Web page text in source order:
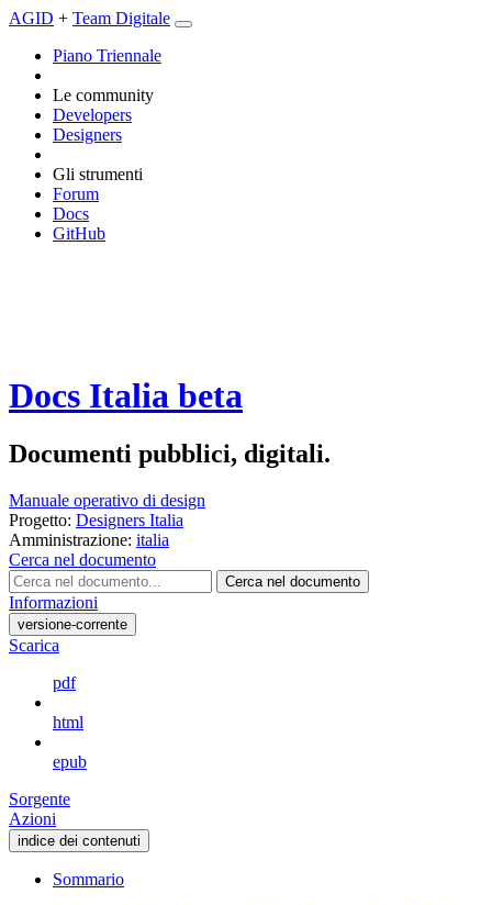
AGID + Team Digitale
Piano Triennale
Le community
Developers
Designers
Gli strumenti
Forum
Docs
GitHub
Docs Italia beta
Documenti pubblici, digitali.
Manuale operativo di design
Progetto: Designers Italia
Amministrazione: italia
Cerca nel documento
Cerca nel documento
Informazioni
versione-corrente
Scarica
pdf
html
epub
Sorgente
Azioni
indice dei contenuti
Sommario